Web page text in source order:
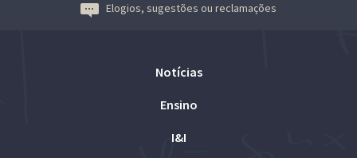
Elogios, sugestões ou reclamações
Notícias
Ensino
I&I